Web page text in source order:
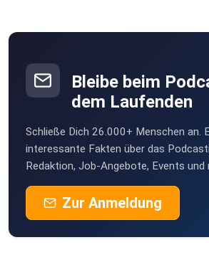
Bleibe beim
dem Laufenden
Schließe Dich 26.000+ Menschen an.
interessante Fakten über das
Redaktion, Job-Angebote, Events und
Zur Anmeldung